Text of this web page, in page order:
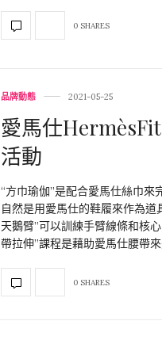
0 SHARES
品牌動態 2021-05-25
愛馬仕
活動
“方巾瑜伽”是配合愛馬仕絲巾來
自然是用愛馬仕的鞋履來作為道
天鵝臂”可以訓練手臂線條和核
帶拉伸”課程是藉助愛馬仕腰帶來
0 SHARES